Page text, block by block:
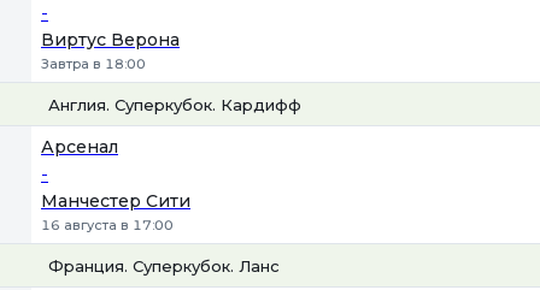
-
Виртус Верона
Завтра в 18:00
Англия. Суперкубок. Кардифф
Арсенал
-
Манчестер Сити
16 августа в 17:00
Франция. Суперкубок. Ланс